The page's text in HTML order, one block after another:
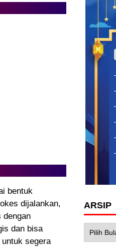
bentuk
dijalankan,
dengan
dan bisa
segera
ARSIP